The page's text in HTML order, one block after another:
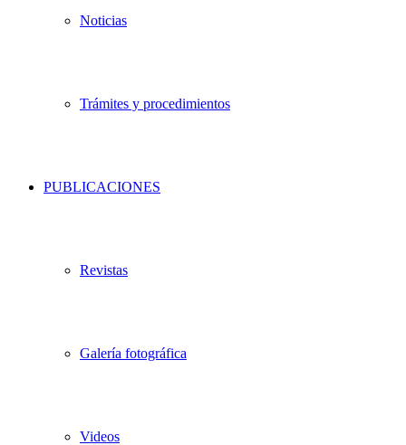
Noticias
Trámites y procedimientos
PUBLICACIONES
Revistas
Galería fotográfica
Videos